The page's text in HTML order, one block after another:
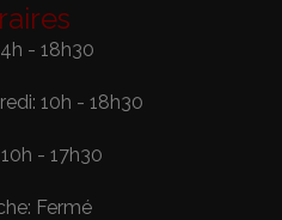
- 18h30
10h - 18h30
- 17h30
Fermé